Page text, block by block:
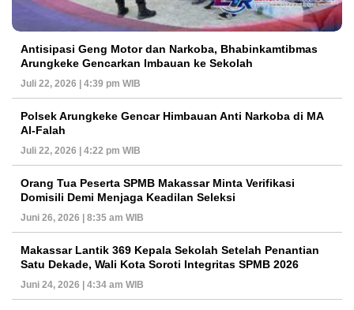
Antisipasi Geng Motor dan Narkoba, Bhabinkamtibmas
Arungkeke Gencarkan Imbauan ke Sekolah
Juli 22, 2026 | 4:39 pm WIB
Polsek Arungkeke Gencar Himbauan Anti Narkoba di MA
Al-Falah
Juli 22, 2026 | 4:22 pm WIB
Orang Tua Peserta SPMB Makassar Minta Verifikasi
Domisili Demi Menjaga Keadilan Seleksi
Juni 26, 2026 | 8:35 am WIB
Makassar Lantik 369 Kepala Sekolah Setelah Penantian
Satu Dekade, Wali Kota Soroti Integritas SPMB 2026
Juni 24, 2026 | 4:34 am WIB